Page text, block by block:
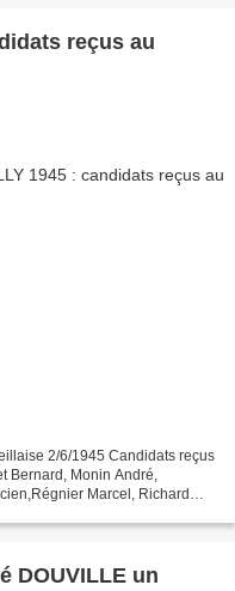
reçus au
2/6/1945 Candidats reçus
Bernard, Monin André,
Marcel, Richard
DOUVILLE un